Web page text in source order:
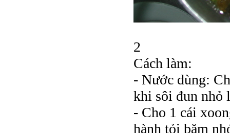
2
Cách làm:
- Nước dùng:
khi sôi đun nhỏ
- Cho 1 cái
hành tỏi băm